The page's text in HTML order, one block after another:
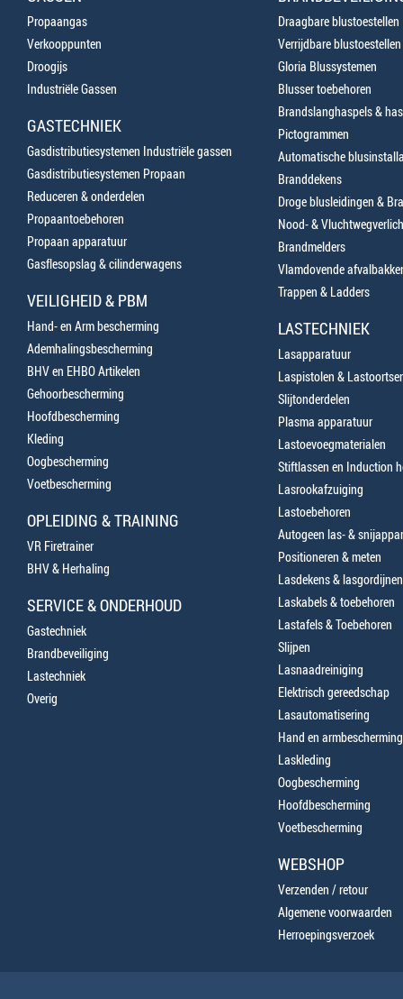
Propaangas
Verkooppunten
Droogijs
Industriële Gassen
GASTECHNIEK
Gasdistributiesystemen Industriële gassen
Gasdistributiesystemen Propaan
Reduceren & onderdelen
Propaantoebehoren
Propaan apparatuur
Gasflesopslag & cilinderwagens
VEILIGHEID & PBM
Hand- en Arm bescherming
Ademhalingsbescherming
BHV en EHBO Artikelen
Gehoorbescherming
Hoofdbescherming
Kleding
Oogbescherming
Voetbescherming
OPLEIDING & TRAINING
VR Firetrainer
BHV & Herhaling
SERVICE & ONDERHOUD
Gastechniek
Brandbeveiliging
Lastechniek
Overig
Draagbare blustoestellen
Verrijdbare blustoestellen
Gloria Blussystemen
Blusser toebehoren
Brandslanghaspels &
Pictogrammen
Automatische
Branddekens
Droge blusleidingen &
Nood- &
Brandmelders
Vlamdovende
Trappen & Ladders
LASTECHNIEK
Lasapparatuur
Laspistolen &
Slijtonderdelen
Plasma apparatuur
Lastoevoegmaterialen
Stiftlassen en Induction
Lasrookafzuiging
Lastoebehoren
Autogeen las- &
Positioneren & meten
Lasdekens & lasgordijnen
Laskabels & toebehoren
Lastafels & Toebehoren
Slijpen
Lasnaadreiniging
Elektrisch gereedschap
Lasautomatisering
Hand en armbescherming
Laskleding
Oogbescherming
Hoofdbescherming
Voetbescherming
WEBSHOP
Verzenden / retour
Algemene voorwaarden
Herroepingsverzoek